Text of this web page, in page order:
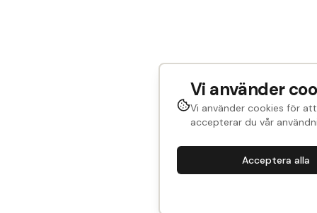
Vi använder
Vi använder cookies för
accepterar du vår
Acceptera alla